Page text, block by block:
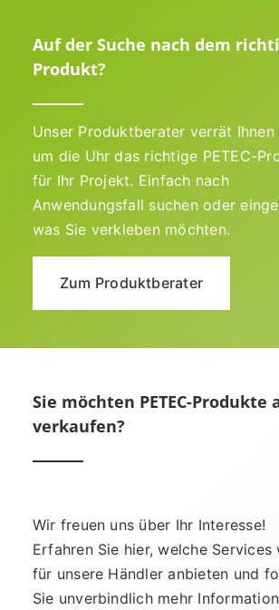
Auf der Suche nach dem
Produkt?
Unser Produktberater verrät Ihnen
um die Uhr das richtige PETEC-
für Ihr Projekt. Einfach nach
Anwendungsfall suchen oder
was Sie verkleben möchten.
Zum Produktberater
Sie möchten PETEC-Produkte
verkaufen?
Wir freuen uns über Ihr Interesse!
Erfahren Sie hier, welche Services
für unsere Händler anbieten und
Sie unverbindlich mehr